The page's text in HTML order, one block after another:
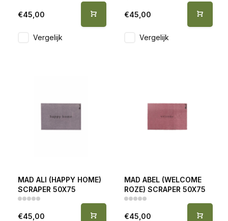
€45,00
Vergelijk
€45,00
Vergelijk
MAD ALI (HAPPY HOME)
SCRAPER 50X75
€45,00
MAD ABEL (WELCOME
ROZE) SCRAPER 50X75
€45,00